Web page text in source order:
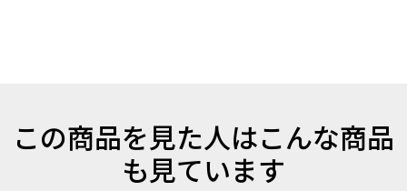
この商品を見た人はこんな商品
も見ています